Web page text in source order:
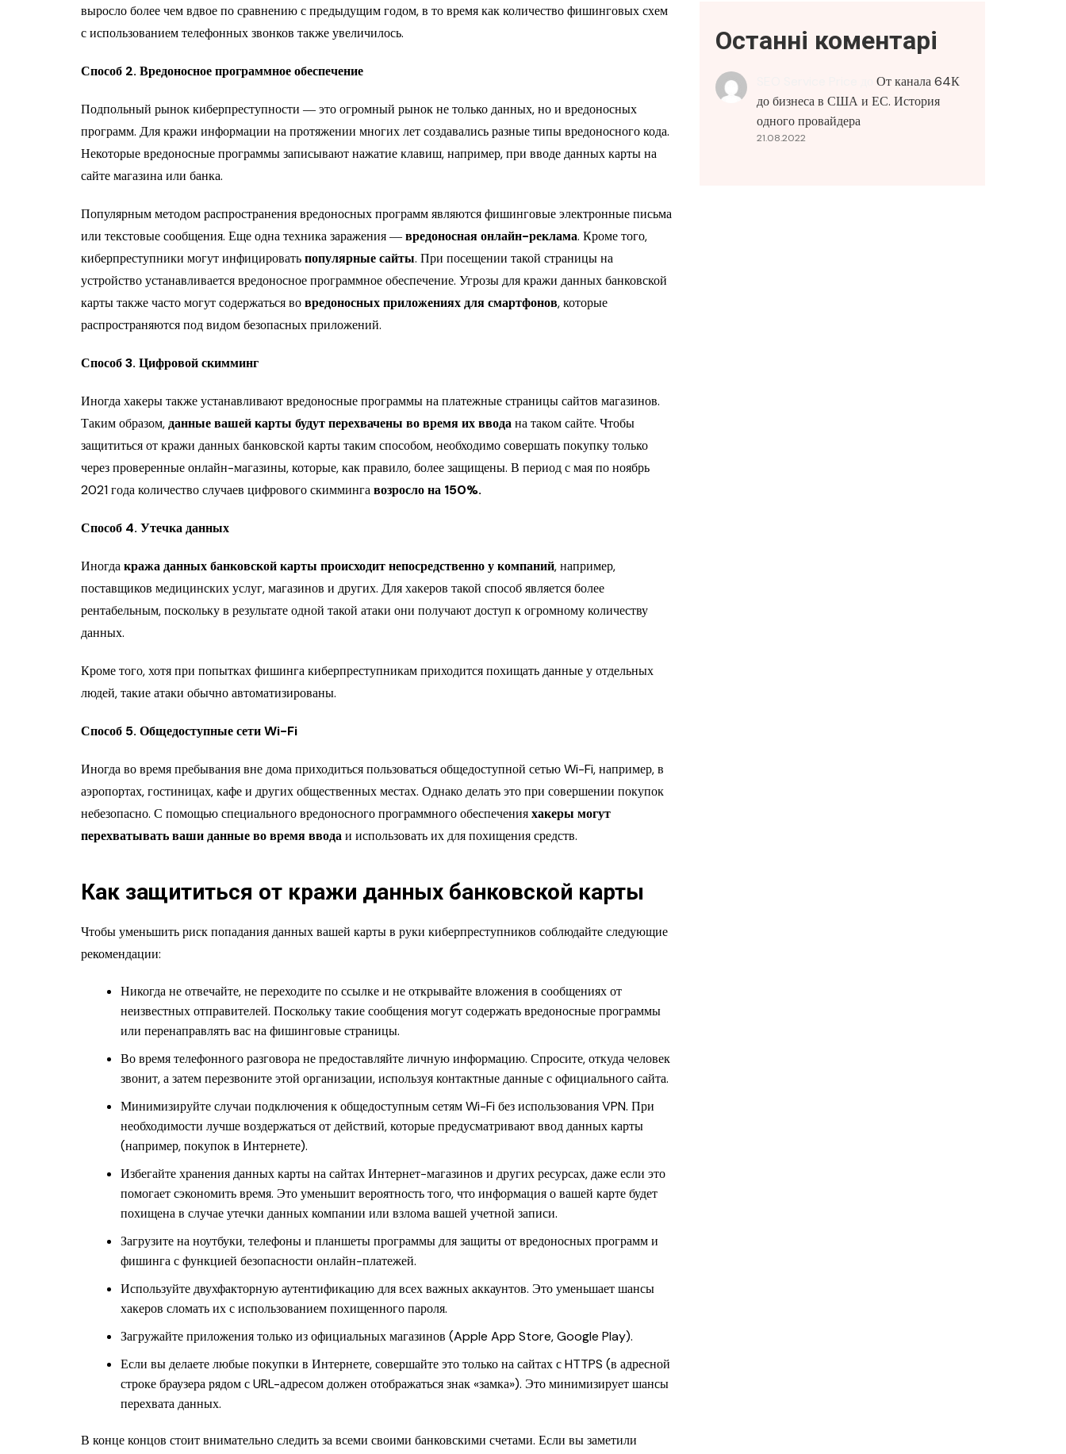
выросло более чем вдвое по сравнению с предыдущим годом, в то время как количество фишинговых схем
с использованием телефонных звонков также увеличилось.
Способ 2. Вредоносное программное обеспечение
Подпольный рынок киберпреступности ― это огромный рынок не только данных, но и вредоносных
программ. Для кражи информации на протяжении многих лет создавались разные типы вредоносного кода.
Некоторые вредоносные программы записывают нажатие клавиш, например, при вводе данных карты на
сайте магазина или банка.
Популярным методом распространения вредоносных программ являются фишинговые электронные письма
или текстовые сообщения. Еще одна техника заражения ―вредоносная онлайн-реклама. Кроме того,
киберпреступники могут инфицироватьпопулярные сайты. При посещении такой страницы на
устройство устанавливается вредоносное программное обеспечение. Угрозы для кражи данных банковской
карты также часто могут содержаться вовредоносных приложениях для смартфонов, которые
распространяются под видом безопасных приложений.
Способ 3. Цифровой скимминг
Иногда хакеры также устанавливают вредоносные программы на платежные страницы сайтов магазинов.
Таким образом,данные вашей карты будут перехвачены во время их вводана таком сайте. Чтобы
защититься от кражи данных банковской карты таким способом, необходимо совершать покупку только
через проверенные онлайн-магазины, которые, как правило, более защищены. В период с мая по ноябрь
2021 года количество случаев цифрового скиммингавозросло на 150%.
Способ 4. Утечка данных
Иногдакража данных банковской карты происходит непосредственно у компаний, например,
поставщиков медицинских услуг, магазинов и других. Для хакеров такой способ является более
рентабельным, поскольку в результате одной такой атаки они получают доступ к огромному количеству
данных.
Кроме того, хотя при попытках фишинга киберпреступникам приходится похищать данные у отдельных
людей, такие атаки обычно автоматизированы.
Способ 5. Общедоступные сети Wi-Fi
Иногда во время пребывания вне дома приходиться пользоваться общедоступной сетью Wi-Fi, например, в
аэропортах, гостиницах, кафе и других общественных местах. Однако делать это при совершении покупок
небезопасно. С помощью специального вредоносного программного обеспеченияхакеры могут
перехватывать ваши данные во время вводаи использовать их для похищения средств.
Как защититься от кражи данных банковской карты
Чтобы уменьшить риск попадания данных вашей карты в руки киберпреступников соблюдайте следующие
рекомендации:
Никогда не отвечайте, не переходите по ссылке и не открывайте вложения в сообщениях от
неизвестных отправителей. Поскольку такие сообщения могут содержать вредоносные программы
или перенаправлять вас на фишинговые страницы.
Во время телефонного разговора не предоставляйте личную информацию. Спросите, откуда человек
звонит, а затем перезвоните этой организации, используя контактные данные с официального сайта.
Минимизируйте случаи подключения к общедоступным сетям Wi-Fi без использования VPN. При
необходимости лучше воздержаться от действий, которые предусматривают ввод данных карты
(например, покупок в Интернете).
Избегайте хранения данных карты на сайтах Интернет-магазинов и других ресурсах, даже если это
помогает сэкономить время. Это уменьшит вероятность того, что информация о вашей карте будет
похищена в случае утечки данных компании или взлома вашей учетной записи.
Загрузите на ноутбуки, телефоны и планшеты программы для защиты от вредоносных программ и
фишинга с функцией безопасности онлайн-платежей.
Используйте двухфакторную аутентификацию для всех важных аккаунтов. Это уменьшает шансы
хакеров сломать их с использованием похищенного пароля.
Загружайте приложения только из официальных магазинов (Apple App Store, Google Play).
Если вы делаете любые покупки в Интернете, совершайте это только на сайтах с HTTPS (в адресной
строке браузера рядом с URL-адресом должен отображаться знак «замка»). Это минимизирует шансы
перехвата данных.
В конце концов стоит внимательно следить за всеми своими банковскими счетами. Если вы заметили
Останні коментарі
От канала 64К
до бизнеса в США и ЕС. История
одного провайдера
21.08.2022